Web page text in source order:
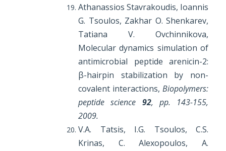
Athanassios Stavrakoudis, Ioannis
G. Tsoulos, Zakhar O. Shenkarev,
Tatiana V. Ovchinnikova,
Molecular dynamics simulation of
antimicrobial peptide arenicin-2:
β-hairpin stabilization by non-
covalent interactions, Biopolymers:
peptide science 92, pp. 143-155,
2009.
V.A. Tatsis, I.G. Tsoulos, C.S.
Krinas, C. Alexopoulos, A.